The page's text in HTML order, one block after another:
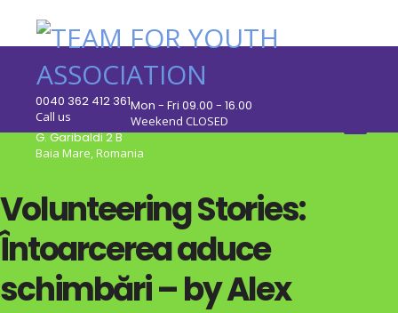
0040 362 412 361
Call us
Mon - Fri 09.00 - 16.00
Weekend CLOSED
G. Garibaldi 2 B
Baia Mare, Romania
Volunteering Stories:
Întoarcerea aduce
schimbări – by Alex